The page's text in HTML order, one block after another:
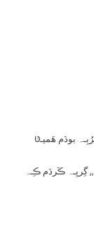
بودَم هَمیـטּ
بِگو ,, گِریِـہ ڪَردَم ڪِـہ